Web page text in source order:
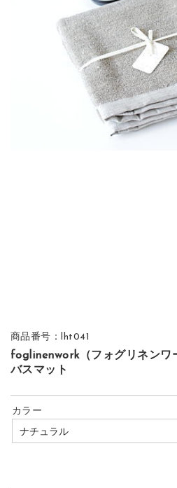
商品番号：lht041
foglinenwork（フォグリネンワ
バスマット
カラー